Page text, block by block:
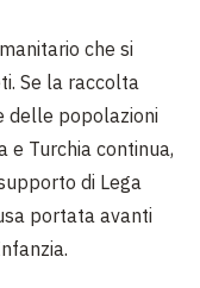
che si
Se la raccolta
delle popolazioni
e Turchia continua,
di Lega
portata avanti